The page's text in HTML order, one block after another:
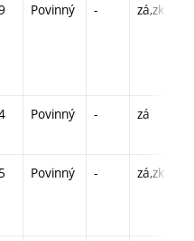
Povinný - zá,zk
Povinný - zá
5 Povinný - zá,zk